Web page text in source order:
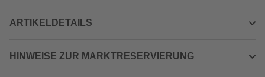
ARTIKELDETAILS
HINWEISE ZUR MARKTRESERVIERUNG